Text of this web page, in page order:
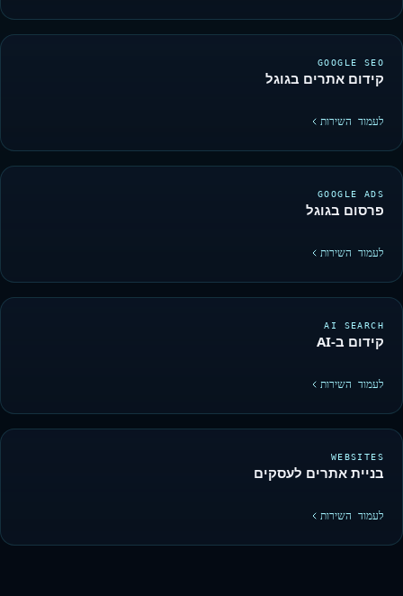
GOOGLE SEO
קידום אתרים בגוגל
לעמוד השירות
GOOGLE ADS
פרסום בגוגל
לעמוד השירות
AI SEARCH
קידום ב-AI
לעמוד השירות
WEBSITES
בניית אתרים לעסקים
לעמוד השירות